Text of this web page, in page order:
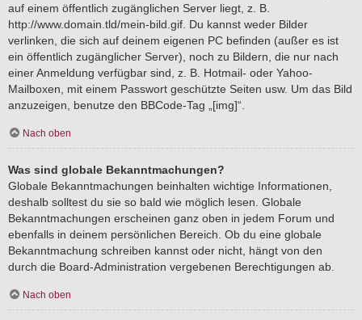
auf einem öffentlich zugänglichen Server liegt, z. B.
http://www.domain.tld/mein-bild.gif. Du kannst weder Bilder
verlinken, die sich auf deinem eigenen PC befinden (außer es ist
ein öffentlich zugänglicher Server), noch zu Bildern, die nur nach
einer Anmeldung verfügbar sind, z. B. Hotmail- oder Yahoo-
Mailboxen, mit einem Passwort geschützte Seiten usw. Um das Bild
anzuzeigen, benutze den BBCode-Tag „[img]“.
Nach oben
Was sind globale Bekanntmachungen?
Globale Bekanntmachungen beinhalten wichtige Informationen,
deshalb solltest du sie so bald wie möglich lesen. Globale
Bekanntmachungen erscheinen ganz oben in jedem Forum und
ebenfalls in deinem persönlichen Bereich. Ob du eine globale
Bekanntmachung schreiben kannst oder nicht, hängt von den
durch die Board-Administration vergebenen Berechtigungen ab.
Nach oben